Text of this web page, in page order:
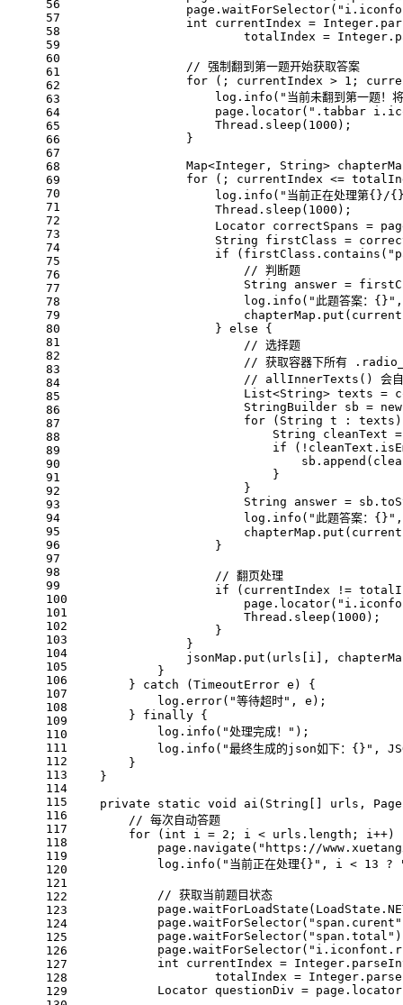
56
57
58
59
60
61
62
63
64
65
66
67
68
69
70
71
72
73
74
75
76
77
78
79
80
81
82
83
84
85
86
87
88
89
90
91
92
93
94
95
96
97
98
99
100
101
102
103
104
105
106
107
108
109
110
111
112
113
114
115
116
117
118
119
120
121
122
123
124
125
126
127
128
129
                page.waitForSelector(
int
currentIndex =
totalIndex =
// 强制翻到第一题开始获取答案
for (; currentIndex > 1 ;
                    log.info(
"当前未翻到第一题！
                    page.locator(
".tabbar
                    Thread.sleep(
1000 );
                }
Map<Integer, String>
for (; currentIndex <=
                    log.info(
"当前正在处理第{}/
                    Thread.sleep(
1000 );
Locator correctSpans =
String
firstClass =
if (firstClass.contains(
// 判断题
String
answer =
                        log.info(
"此题答案：{}"
                    }
else {
// 选择题
// 获取容器下所有
// allInnerTexts() 会自
List<String> texts =
StringBuilder sb = new
for (String t :
String
cleanText =
if
                            }
                        }
String
answer =
                        log.info(
"此题答案：{}"
                    }
// 翻页处理
if (currentIndex !=
                        page.locator(
                        Thread.sleep(
1000 );
                    }
                }
jsonMap.put(urls[i],
            }
        }
catch (TimeoutError e) {
            log.error(
"等待超时" , e);
        }
finally {
            log.info(
"处理完成！" );
            log.info(
"最终生成的json如下：{}" ,
        }
    }
private
static void ai (String[] urls, Page
// 每次自动答题
for ( int i = 2 ; i < urls.length; i++)
            page.navigate(
"https://
            log.info(
"当前正在处理{}" , i < 13 ?
// 获取当前题目状态
            page.waitForSelector(
"span.curent"
            page.waitForSelector(
"span.total"
            page.waitForSelector(
int
currentIndex =
totalIndex =
Locator questionDiv =